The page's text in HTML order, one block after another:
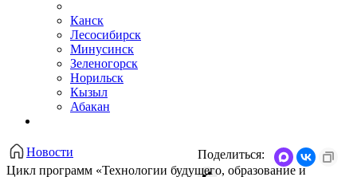
Канск
Лесосибирск
Минусинск
Зеленогорск
Норильск
Кызыл
Абакан
Новости
Цикл программ «Технологии будущего, образование и
Поделиться: